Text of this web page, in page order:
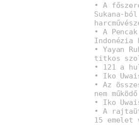
• A
Sukana-
• A
• Yayan
titkos
• 121 a
• Iko
• Az
nem
• Iko
• A
15